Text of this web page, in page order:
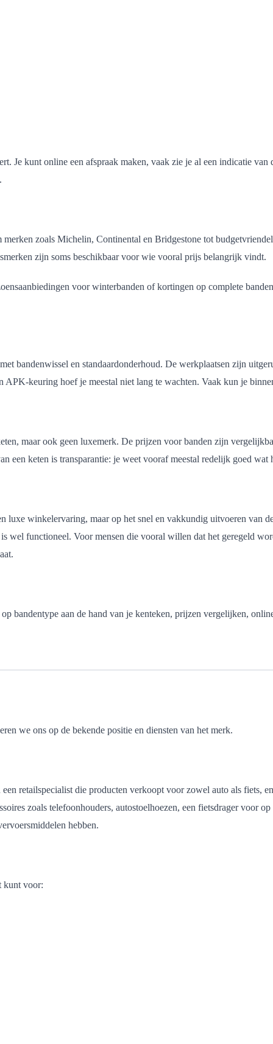
Je kunt online een afspraak maken, vaak zie je al een indicatie
zoals Michelin, Continental en Bridgestone tot
zijn soms beschikbaar voor wie vooral prijs belangrijk vindt.
voor winterbanden of kortingen op complete
bandenwissel en standaardonderhoud. De werkplaatsen zijn
APK-keuring hoef je meestal niet lang te wachten. Vaak kun je
maar ook geen luxemerk. De prijzen voor banden zijn
een keten is transparantie: je weet vooraf meestal redelijk goed wat
winkelervaring, maar op het snel en vakkundig uitvoeren van
wel functioneel. Voor mensen die vooral willen dat het geregeld
bandentype aan de hand van je kenteken, prijzen vergelijken,
we ons op de bekende positie en diensten van het merk.
retail­specialist die producten verkoopt voor zowel auto als fiets,
zoals telefoonhouders, autostoelhoezen, een fietsdrager voor
hebben.
kunt voor: